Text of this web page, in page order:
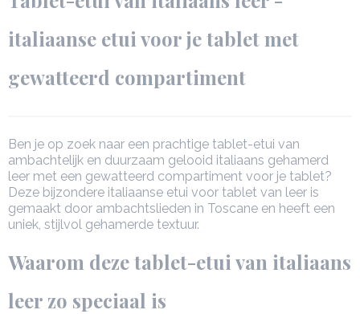
0,08 Kg
0,50 Kg
28,50 x 2,50 x 22,50 cm
italiaanse etui voor je tablet met
gewatteerd compartiment
Ben je op zoek naar een prachtige tablet-etui van
ambachtelijk en duurzaam gelooid italiaans gehamerd
leer met een gewatteerd compartiment voor je tablet?
Deze bijzondere italiaanse etui voor tablet van leer is
gemaakt door ambachtslieden in Toscane en heeft een
uniek, stijlvol gehamerde textuur.
Waarom deze tablet-etui van italiaans
leer zo speciaal is